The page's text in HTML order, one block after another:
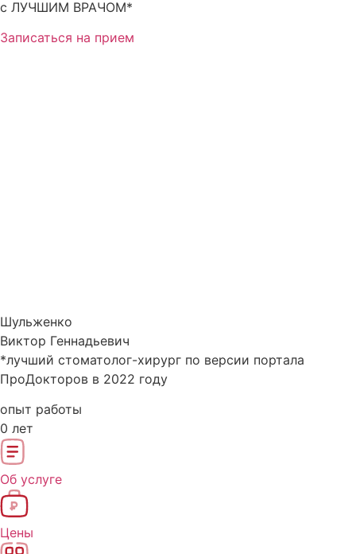
с ЛУЧШИМ ВРАЧОМ*
Записаться на прием
Шульженко
Виктор Геннадьевич
*лучший стоматолог-хирург по версии портала
ПроДокторов в 2022 году
опыт работы
0 лет
Об услуге
Цены